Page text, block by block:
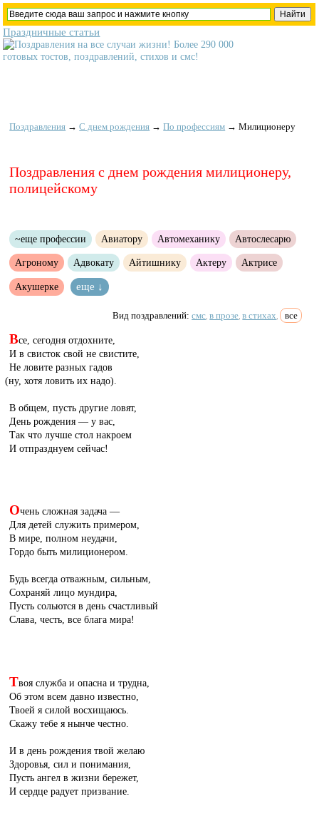
Праздничные статьи
Поздравления →С днем рождения →По профессиям →Милиционеру
Поздравления с днем рождения милиционеру,
полицейскому
~еще профессии Авиатору Автомеханику Автослесарю
Агроному Адвокату Айтишнику Актеру Актрисе
Акушерке еще ↓
Вид поздравлений:смс в прозе в стихах все
Все, сегодня отдохните,
И в свисток свой не свистите,
Не ловите разных гадов
(ну, хотя ловить их надо).
В общем, пусть другие ловят,
День рождения — у вас,
Так что лучше стол накроем
И отпразднуем сейчас!
Очень сложная задача —
Для детей служить примером,
В мире, полном неудачи,
Гордо быть милиционером.
Будь всегда отважным, сильным,
Сохраняй лицо мундира,
Пусть сольются в день счастливый
Слава, честь, все блага мира!
Твоя служба и опасна и трудна,
Об этом всем давно известно,
Твоей я силой восхищаюсь.
Скажу тебе я нынче честно.
И в день рождения твой желаю
Здоровья, сил и понимания,
Пусть ангел в жизни бережет,
И сердце радует призвание.